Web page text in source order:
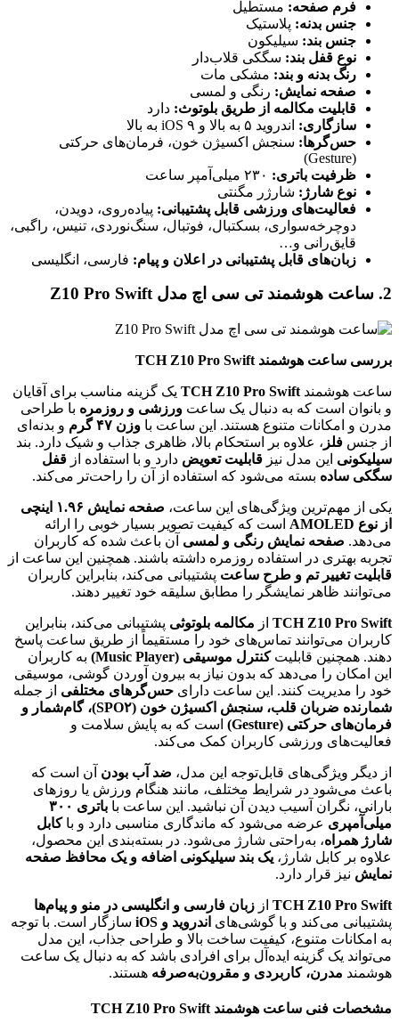
فرم صفحه: مستطیل
جنس بدنه: پلاستیک
جنس بند: سیلیکون
نوع قفل بند: سگکی قلاب‌دار
رنگ بدنه و بند: مشکی مات
صفحه نمایش: رنگی و لمسی
قابلیت مکالمه از طریق بلوتوث: دارد
سازگاری: اندروید ۵ به بالا و iOS ۹ به بالا
حس‌گرها: سنجش اکسیژن خون، فرمان‌های حرکتی
(Gesture)
ظرفیت باتری:
نوع شارژ: شارژر مگنتی
فعالیت‌های ورزشی قابل پشتیبانی: پیاده‌روی، دویدن،
دوچرخه‌سواری، بسکتبال، فوتبال، سنگ‌نوردی، تنیس، راگبی،
قایق‌رانی و…
زبان‌های قابل پشتیبانی در اعلان و پیام: فارسی، انگلیسی
2. ساعت هوشمند تی سی اچ مدل Z10 Pro Swift
بررسی ساعت هوشمند TCH Z10 Pro Swift
ساعت هوشمند TCH Z10 Pro Swift یک گزینه مناسب برای آقایان
و بانوان است که به دنبال یک ساعت ورزشی و روزمره با طراحی
مدرن و امکانات متنوع هستند. این ساعت با وزن ۴۷ گرم
و بدنه‌ای
از جنس فلز ، علاوه بر استحکام بالا، ظاهری جذاب و شیک دارد. بند
سیلیکونی این مدل نیز قابلیت تعویض دارد و با استفاده از قفل
سگکی ساده بسته می‌شود که استفاده از آن را راحت‌تر می‌کند.
یکی از مهم‌ترین ویژگی‌های این ساعت،
صفحه نمایش ۱.۹۶ اینچی
از نوع AMOLED
است که کیفیت تصویر بسیار خوبی را ارائه
می‌دهد. صفحه نمایش رنگی و لمسی آن باعث شده که کاربران
تجربه بهتری در استفاده روزمره داشته باشند. همچنین این ساعت از
قابلیت تغییر تم و طرح ساعت پشتیبانی می‌کند، بنابراین کاربران
می‌توانند ظاهر نمایشگر را مطابق سلیقه خود تغییر دهند.
TCH Z10 Pro Swift از مکالمه بلوتوثی پشتیبانی می‌کند، بنابراین
کاربران می‌توانند تماس‌های خود را مستقیماً از طریق ساعت پاسخ
دهند. همچنین قابلیتکنترل موسیقی (Music Player)
به کاربران
این امکان را می‌دهد که بدون نیاز به بیرون آوردن گوشی، موسیقی
خود را مدیریت کنند. این ساعت دارای حس‌گرهای مختلفی از جمله
شمارنده ضربان قلب، سنجش اکسیژن خون (SPO۲)، گام‌شمار و
فرمان‌های حرکتی (Gesture)
است که به پایش سلامت و
فعالیت‌های ورزشی کاربران کمک می‌کند.
از دیگر ویژگی‌های قابل‌توجه این مدل، ضد آب بودن آن است که
باعث می‌شود در شرایط مختلف، مانند هنگام ورزش یا روزهای
بارانی، نگران آسیب دیدن آن نباشید. این ساعت با
باتری ۳۰۰
میلی‌آمپری عرضه می‌شود که ماندگاری مناسبی دارد و باکابل
شارژ همراه، به‌راحتی شارژ می‌شود. در بسته‌بندی این محصول،
علاوه بر کابل شارژ، یک بند سیلیکونی اضافه و یک محافظ صفحه
نمایش نیز قرار دارد.
TCH Z10 Pro Swift از زبان فارسی و انگلیسی در منو و پیام‌ها
پشتیبانی می‌کند و با گوشی‌های اندروید و iOS
سازگار است. با توجه
به امکانات متنوع، کیفیت ساخت بالا و طراحی جذاب، این مدل
می‌تواند یک گزینه ایده‌آل برای افرادی باشد که به دنبال یک ساعت
هوشمند مدرن، کاربردی و مقرون‌به‌صرفه هستند.
مشخصات فنی ساعت هوشمند TCH Z10 Pro Swift